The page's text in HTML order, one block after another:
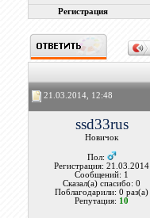
Регистрация
21.03.2014, 12:48
ssd33rus
Новичок
Пол:
Регистрация: 21.03.2014
Сообщений: 1
Сказал(а) спасибо: 0
Поблагодарили: 0 раз(а)
Репутация: 10